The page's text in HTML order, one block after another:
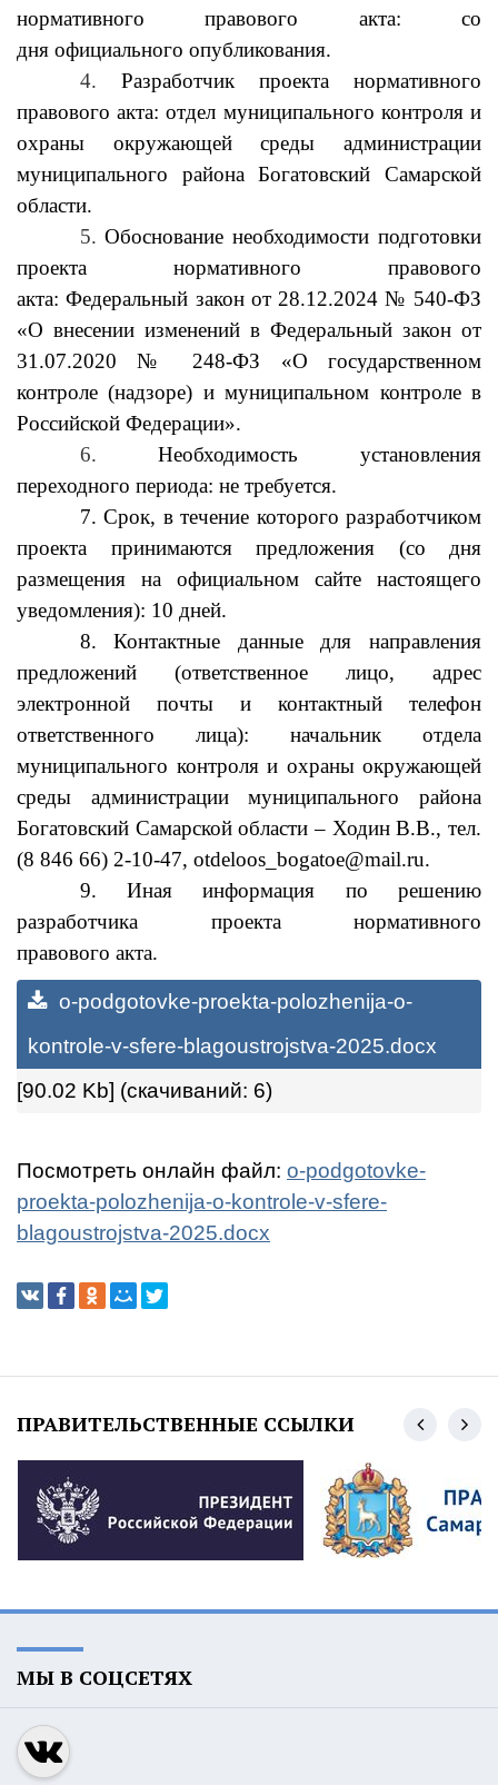
нормативного правового акта: со
дня официального опубликования.
4. Разработчик проекта нормативного
правового акта: отдел муниципального контроля и
охраны окружающей среды администрации
муниципального района Богатовский Самарской
области.
5.Обоснование необходимости подготовки
проекта нормативного правового
акта:Федеральный закон от 28.12.2024 № 540-ФЗ
«О внесении изменений в Федеральный закон от
31.07.2020 № 248-ФЗ «О государственном
контроле (надзоре) и муниципальном контроле в
Российской Федерации».
6.Необходимость установления
переходного периода: не требуется.
7. Срок, в течение которого разработчиком
проекта принимаются предложения (со дня
размещения на официальном сайте настоящего
уведомления): 10 дней.
8. Контактные данные для направления
предложений (ответственное лицо, адрес
электронной почты и контактный телефон
ответственного лица): начальник отдела
муниципального контроля и охраны окружающей
среды администрации муниципального района
Богатовский Самарской области – Ходин В.В., тел.
(8 846 66) 2-10-47, otdeloos bogatoe@mail.ru.
9. Иная информация по решению
разработчика проекта нормативного
правового акта.
o-podgotovke-proekta-polozhenija-o-
kontrole-v-sfere-blagoustrojstva-2025.docx
[90.02 Kb] (cкачиваний: 6)
Посмотреть онлайн файл: o-podgotovke-
proekta-polozhenija-o-kontrole-v-sfere-
blagoustrojstva-2025.docx
ПРАВИТЕЛЬСТВЕННЫЕ ССЫЛКИ
МЫ В СОЦСЕТЯХ